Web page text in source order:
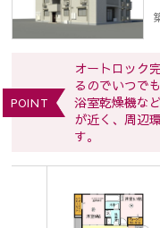
POINT
オートロック
るのでいつで
浴室乾燥機な
が近く、周辺
す。